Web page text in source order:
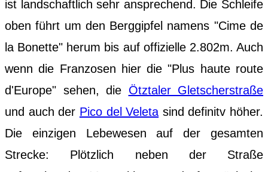
ist landschaftlich sehr ansprechend. Die Schleife
oben führt um den Berggipfel namens "Cime de
la Bonette" herum bis auf offizielle 2.802m. Auch
wenn die Franzosen hier die "Plus haute route
d'Europe" sehen, die Ötztaler Gletscherstraße
und auch der Pico del Veleta sind definitv höher.
Die einzigen Lebewesen auf der gesamten
Strecke: Plötzlich neben der Straße